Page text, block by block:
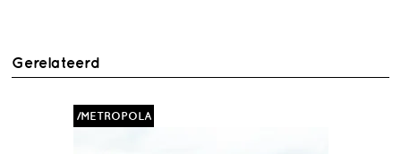
Gerelateerd
/METROPOLA